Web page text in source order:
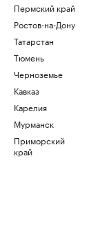
Пермский край
Ростов-на-Дону
Татарстан
Тюмень
Черноземье
Кавказ
Карелия
Мурманск
Приморский
край